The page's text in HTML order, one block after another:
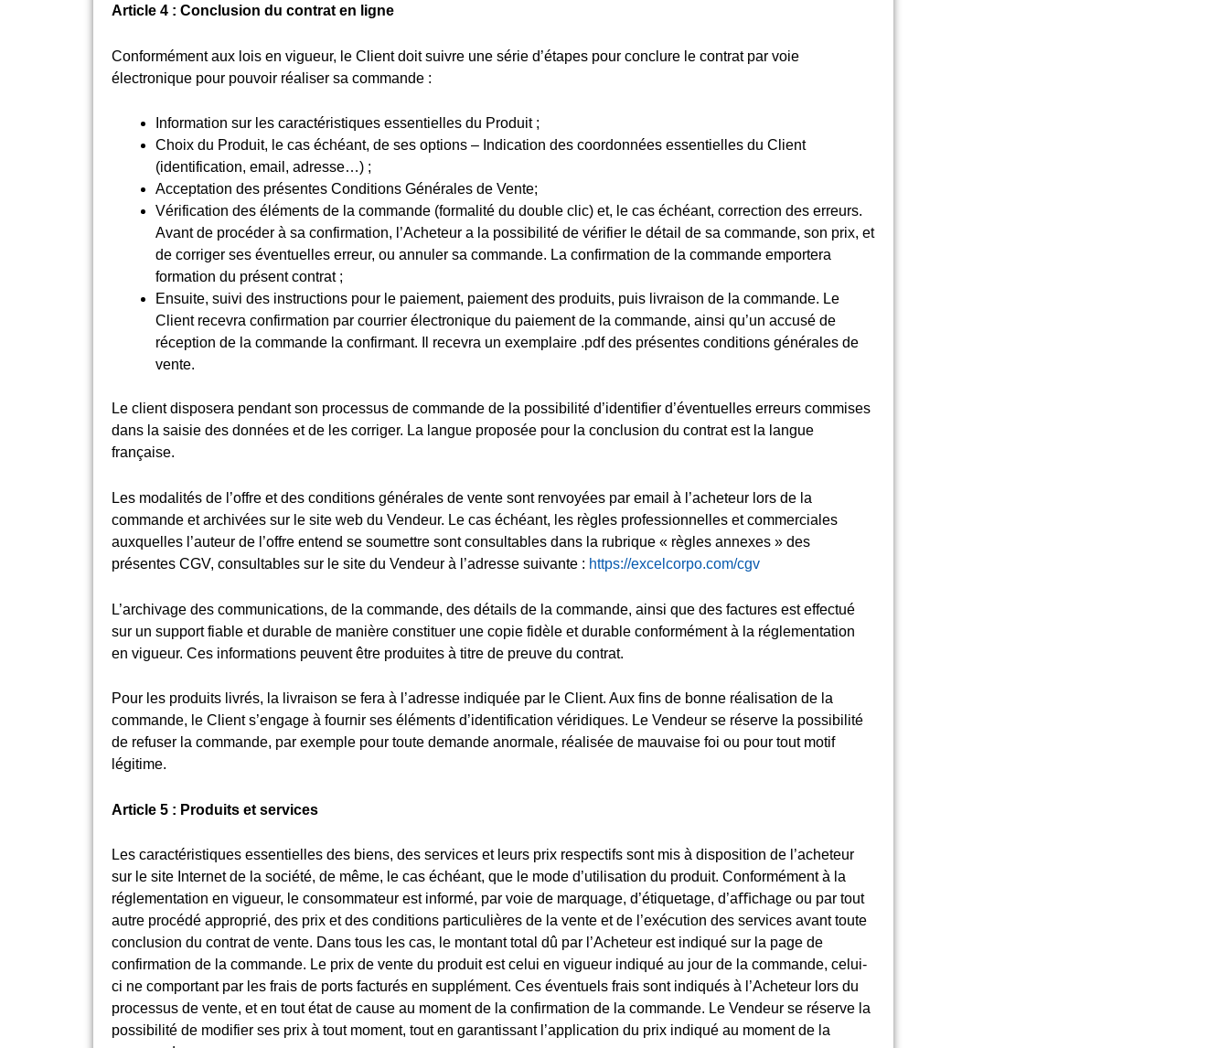
Article 4 : Conclusion du contrat en ligne
Conformément aux lois en vigueur, le Client doit suivre une série d’étapes pour conclure le contrat par voie
électronique pour pouvoir réaliser sa commande :
Information sur les caractéristiques essentielles du Produit ;
Choix du Produit, le cas échéant, de ses options – Indication des coordonnées essentielles du Client
(identification, email, adresse…) ;
Acceptation des présentes Conditions Générales de Vente;
Vérification des éléments de la commande (formalité du double clic) et, le cas échéant, correction des erreurs.
Avant de procéder à sa confirmation, l’Acheteur a la possibilité de vérifier le détail de sa commande, son prix, et
de corriger ses éventuelles erreur, ou annuler sa commande. La confirmation de la commande emportera
formation du présent contrat ;
Ensuite, suivi des instructions pour le paiement, paiement des produits, puis livraison de la commande. Le
Client recevra confirmation par courrier électronique du paiement de la commande, ainsi qu’un accusé de
réception de la commande la confirmant. Il recevra un exemplaire .pdf des présentes conditions générales de
vente.
Le client disposera pendant son processus de commande de la possibilité d’identifier d’éventuelles erreurs commises
dans la saisie des données et de les corriger. La langue proposée pour la conclusion du contrat est la langue
française.
Les modalités de l’offre et des conditions générales de vente sont renvoyées par email à l’acheteur lors de la
commande et archivées sur le site web du Vendeur. Le cas échéant, les règles professionnelles et commerciales
auxquelles l’auteur de l’offre entend se soumettre sont consultables dans la rubrique « règles annexes » des
présentes CGV, consultables sur le site du Vendeur à l’adresse suivante : https://excelcorpo.com/cgv
L’archivage des communications, de la commande, des détails de la commande, ainsi que des factures est effectué
sur un support fiable et durable de manière constituer une copie fidèle et durable conformément à la réglementation
en vigueur. Ces informations peuvent être produites à titre de preuve du contrat.
Pour les produits livrés, la livraison se fera à l’adresse indiquée par le Client. Aux fins de bonne réalisation de la
commande, le Client s’engage à fournir ses éléments d’identification véridiques. Le Vendeur se réserve la possibilité
de refuser la commande, par exemple pour toute demande anormale, réalisée de mauvaise foi ou pour tout motif
légitime.
Article 5 : Produits et services
Les caractéristiques essentielles des biens, des services et leurs prix respectifs sont mis à disposition de l’acheteur
sur le site Internet de la société, de même, le cas échéant, que le mode d’utilisation du produit. Conformément à la
réglementation en vigueur, le consommateur est informé, par voie de marquage, d’étiquetage, d’aﬃchage ou par tout
autre procédé approprié, des prix et des conditions particulières de la vente et de l’exécution des services avant toute
conclusion du contrat de vente. Dans tous les cas, le montant total dû par l’Acheteur est indiqué sur la page de
confirmation de la commande. Le prix de vente du produit est celui en vigueur indiqué au jour de la commande, celui-
ci ne comportant par les frais de ports facturés en supplément. Ces éventuels frais sont indiqués à l’Acheteur lors du
processus de vente, et en tout état de cause au moment de la confirmation de la commande. Le Vendeur se réserve la
possibilité de modifier ses prix à tout moment, tout en garantissant l’application du prix indiqué au moment de la